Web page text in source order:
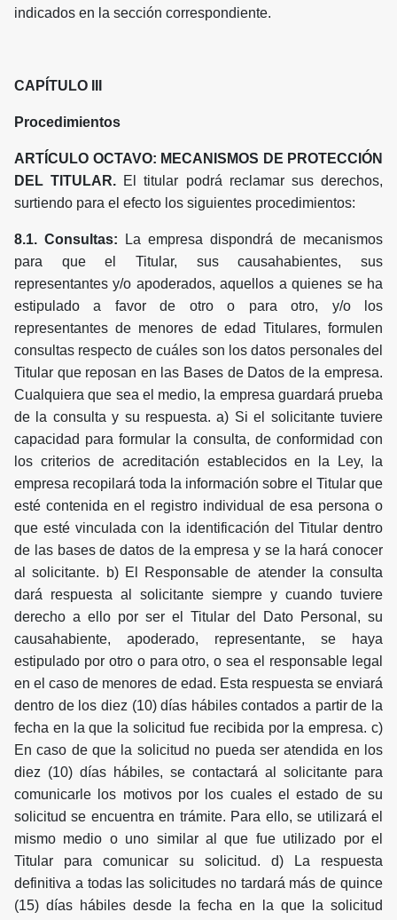
indicados en la sección correspondiente.
CAPÍTULO III
Procedimientos
ARTÍCULO OCTAVO: MECANISMOS DE PROTECCIÓN
DEL TITULAR. El titular podrá reclamar sus derechos,
surtiendo para el efecto los siguientes procedimientos:
8.1. Consultas: La empresa dispondrá de mecanismos
para que el Titular, sus causahabientes, sus
representantes y/o apoderados, aquellos a quienes se ha
estipulado a favor de otro o para otro, y/o los
representantes de menores de edad Titulares, formulen
consultas respecto de cuáles son los datos personales del
Titular que reposan en las Bases de Datos de la empresa.
Cualquiera que sea el medio, la empresa guardará prueba
de la consulta y su respuesta. a) Si el solicitante tuviere
capacidad para formular la consulta, de conformidad con
los criterios de acreditación establecidos en la Ley, la
empresa recopilará toda la información sobre el Titular que
esté contenida en el registro individual de esa persona o
que esté vinculada con la identificación del Titular dentro
de las bases de datos de la empresa y se la hará conocer
al solicitante. b) El Responsable de atender la consulta
dará respuesta al solicitante siempre y cuando tuviere
derecho a ello por ser el Titular del Dato Personal, su
causahabiente, apoderado, representante, se haya
estipulado por otro o para otro, o sea el responsable legal
en el caso de menores de edad. Esta respuesta se enviará
dentro de los diez (10) días hábiles contados a partir de la
fecha en la que la solicitud fue recibida por la empresa. c)
En caso de que la solicitud no pueda ser atendida en los
diez (10) días hábiles, se contactará al solicitante para
comunicarle los motivos por los cuales el estado de su
solicitud se encuentra en trámite. Para ello, se utilizará el
mismo medio o uno similar al que fue utilizado por el
Titular para comunicar su solicitud. d) La respuesta
definitiva a todas las solicitudes no tardará más de quince
(15) días hábiles desde la fecha en la que la solicitud